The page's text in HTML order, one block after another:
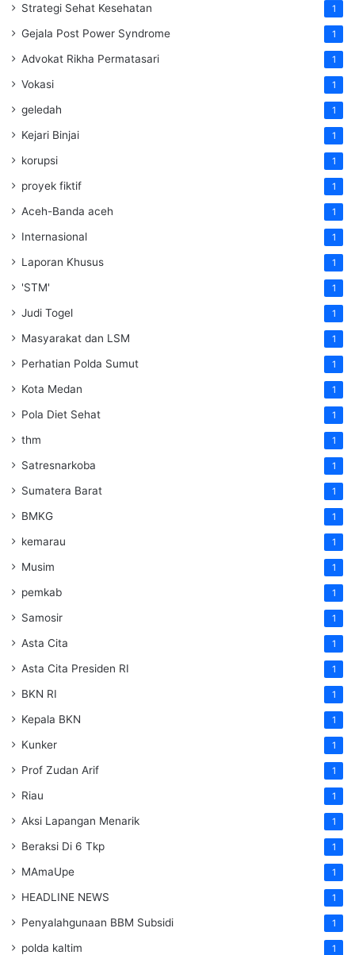
Strategi Sehat Kesehatan 1
Gejala Post Power Syndrome 1
Advokat Rikha Permatasari 1
Vokasi 1
geledah 1
Kejari Binjai 1
korupsi 1
proyek fiktif 1
Aceh-Banda aceh 1
Internasional 1
Laporan Khusus 1
'STM' 1
Judi Togel 1
Masyarakat dan LSM 1
Perhatian Polda Sumut 1
Kota Medan 1
Pola Diet Sehat 1
thm 1
Satresnarkoba 1
Sumatera Barat 1
BMKG 1
kemarau 1
Musim 1
pemkab 1
Samosir 1
Asta Cita 1
Asta Cita Presiden RI 1
BKN RI 1
Kepala BKN 1
Kunker 1
Prof Zudan Arif 1
Riau 1
Aksi Lapangan Menarik 1
Beraksi Di 6 Tkp 1
MAmaUpe 1
HEADLINE NEWS 1
Penyalahgunaan BBM Subsidi 1
polda kaltim 1